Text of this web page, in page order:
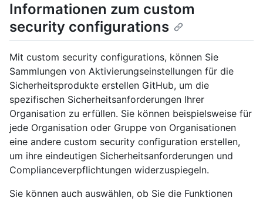
Informationen zum custom
security configurations
Mit custom security configurations, können Sie
Sammlungen von Aktivierungseinstellungen für die
Sicherheitsprodukte erstellen GitHub, um die
spezifischen Sicherheitsanforderungen Ihrer
Organisation zu erfüllen. Sie können beispielsweise für
jede Organisation oder Gruppe von Organisationen
eine andere custom security configuration erstellen,
um ihre eindeutigen Sicherheitsanforderungen und
Complianceverpflichtungen widerzuspiegeln.
Sie können auch auswählen, ob Sie die Funktionen